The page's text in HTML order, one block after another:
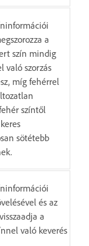
a
szín mindig
való szorzás
míg fehérrel
színtől
sötétebb
és az
a
való keverés